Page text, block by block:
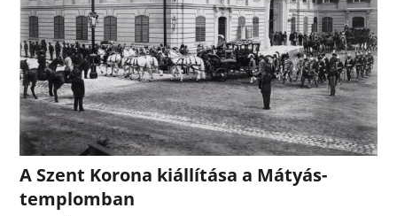
A Szent Korona kiállítása a Mátyás-
templomban